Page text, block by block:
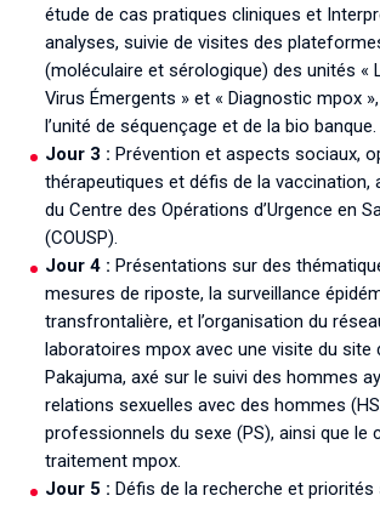
étude de cas pratiques cliniques et
analyses, suivie de visites des
(moléculaire et sérologique) des unités «
Virus Émergents » et « Diagnostic mpox
l’unité de séquençage et de la bio banque.
Jour 3 : Prévention et aspects sociaux,
thérapeutiques et défis de la vaccination,
du Centre des Opérations d’Urgence en
(COUSP).
Jour 4 : Présentations sur des
mesures de riposte, la surveillance
transfrontalière, et l’organisation du
laboratoires mpox avec une visite du site
Pakajuma, axé sur le suivi des hommes
relations sexuelles avec des hommes
professionnels du sexe (PS), ainsi que le
traitement mpox.
Jour 5 : Défis de la recherche et priorités